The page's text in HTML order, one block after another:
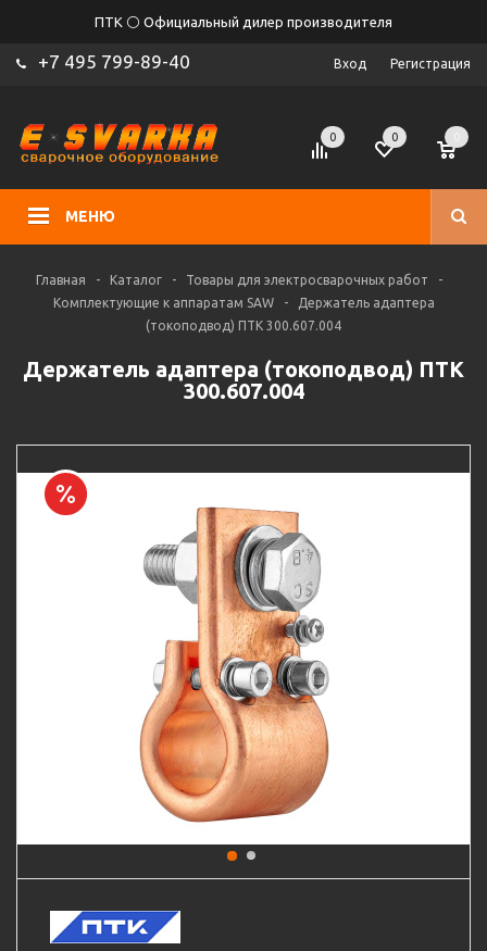
ПТК ⚪ Официальный дилер производителя
+7 495 799-89-40 Вход Регистрация
МЕНЮ
0 0
Главная - Каталог - Товары для электросварочных работ
-
Комплектующие к аппаратам SAW
-
Держатель адаптера
(токоподвод) ПТК 300.607.004
Держатель адаптера (токоподвод) ПТК
300.607.004